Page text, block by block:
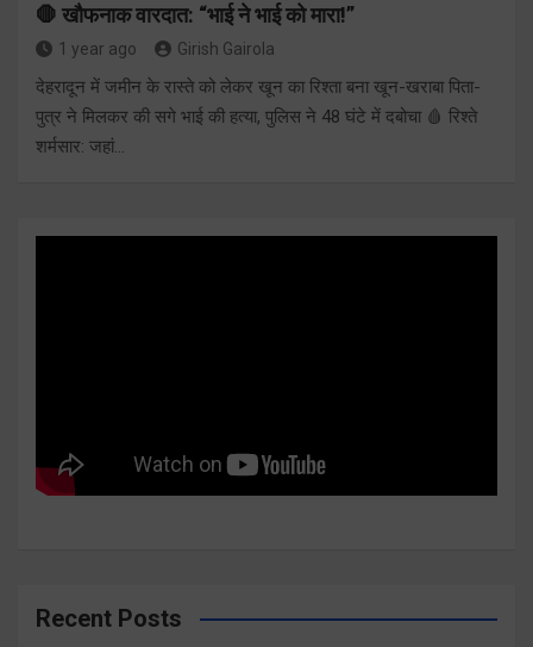
🛑 खौफनाक वारदात: “भाई ने भाई को मारा!”
1 year ago Girish Gairola
देहरादून में जमीन के रास्ते को लेकर खून का रिश्ता बना खून-खराबा पिता-
पुत्र ने मिलकर की सगे भाई की हत्या, पुलिस ने 48 घंटे में दबोचा 🩸 रिश्ते
शर्मसार: जहां…
Recent Posts